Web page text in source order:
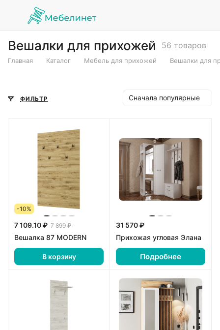
Вешалки для прихожей 56 товаров
Главная Каталог Мебель для прихожей Вешалки для
ФИЛЬТР Сначала популярные
-10%
7 109.10 ₽ 7 899 ₽
Вешалка 87 MODERN
В корзину
31 570 ₽
Прихожая угловая Элана
Подробнее